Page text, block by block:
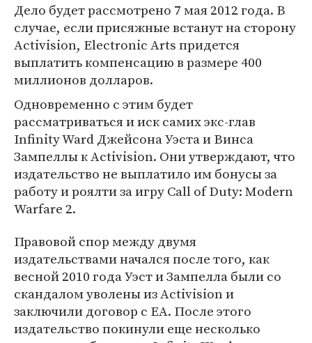
Дело будет рассмотрено 7 мая 2012 года. В
случае, если присяжные встанут на сторону
Activision, Electronic Arts придется
выплатить компенсацию в размере 400
миллионов долларов.
Одновременно с этим будет
рассматриваться и иск самих экс-глав
Infinity Ward Джейсона Уэста и Винса
Зампеллы к Activision. Они утверждают, что
издательство не выплатило им бонусы за
работу и роялти за игру Call of Duty: Modern
Warfare 2.
Правовой спор между двумя
издательствами начался после того, как
весной 2010 года Уэст и Зампелла были со
скандалом уволены из Activision и
заключили договор с EA. После этого
издательство покинули еще несколько